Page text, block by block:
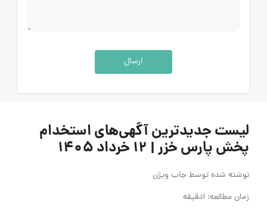
ارسال
لیست جدیدترین آگهی‌های استخدام
پخش پارس خزر | ۱۲ خرداد ۱۴۰۵
نوشته شده توسطجاب ویژن
زمان مطالعه: 1دقیقه